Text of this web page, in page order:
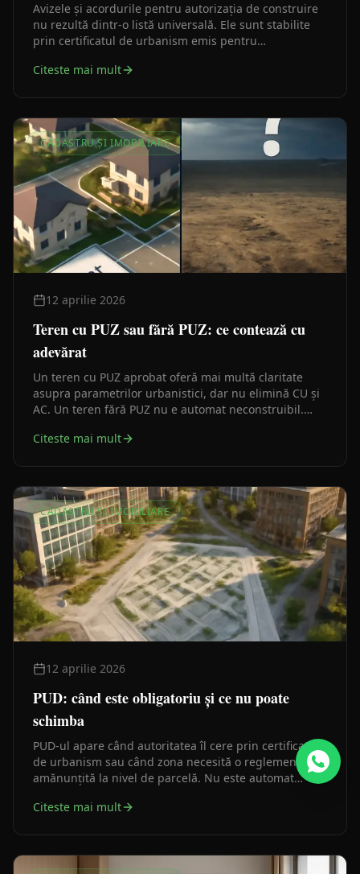
Avizele și acordurile pentru autorizația de construire
nu rezultă dintr-o listă universală. Ele sunt stabilite
prin certificatul de urbanism emis pentru
îți economisește timp și bani încă din prima zi.
Citeste mai mult
CADASTRU ȘI IMOBILIARE
12 aprilie 2026
Teren cu PUZ sau fără PUZ: ce contează cu
adevărat
Un teren cu PUZ aprobat oferă mai multă claritate
asupra parametrilor urbanistici, dar nu elimină CU și
AC. Un teren fără PUZ nu e automat neconstruibil.
Citeste mai mult
CADASTRU ȘI IMOBILIARE
12 aprilie 2026
PUD: când este obligatoriu și ce nu poate
schimba
PUD-ul apare când autoritatea îl cere prin certificatul
de urbanism sau când zona necesită o reglementare
amănunțită la nivel de parcelă. Nu este automat
superior.
Citeste mai mult